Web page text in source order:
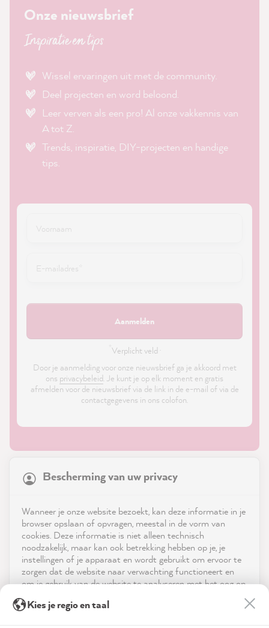
Onze nieuwsbrief
Inspiratie en tips
Wissel ervaringen uit met de community.
Deel projecten en word beloond.
Leer verven als een pro! Al onze vakkennis van
A tot Z.
Trends, inspiratie, DIY-projecten en handige
tips.
Aanmelden
Verplicht veld ·
Door je aanmelding voor onze nieuwsbrief ga je akkoord met
ons privacybeleid. Je kunt je op elk moment en gratis
afmelden voor de nieuwsbrief via de link in de e-mail of via de
contactgegevens in ons colofon.
Service
Neem contact op met
Bescherming van uw privacy
Wanneer je onze website bezoekt, kan deze informatie in je
browser opslaan of opvragen, meestal in de vorm van
cookies. Deze informatie is niet alleen technisch
noodzakelijk, maar kan ook betrekking hebben op je, je
instellingen of je apparaat en wordt gebruikt om ervoor te
zorgen dat de website naar verwachting functioneert en
om je gebruik van de website te analyseren met het oog op
advertenties aan te bieden via de diensten die in de
21,907Reviews
reviews-io
Verified Customer
MissPompadour Beige mit Sand - Der Alles
Kies je regio en taal